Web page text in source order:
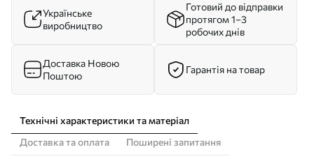
Українське
виробництво
Готовий до відправки
протягом 1–3
робочих днів
Доставка Новою
Поштою
Гарантія на товар
Технічні характеристики та матеріал
Доставка та оплата
Поширені запитання